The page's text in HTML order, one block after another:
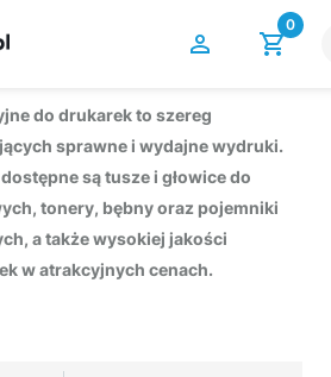
0
do drukarek to szereg
sprawne i wydajne wydruki.
są tusze i głowice do
tonery, bębny oraz pojemniki
a także wysokiej jakości
w atrakcyjnych cenach.